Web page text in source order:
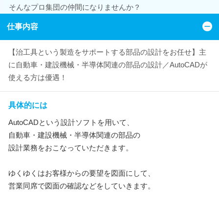
そんなプロ集団の仲間になりませんか？
仕事内容
【治工具という製造をサポートする部品の設計をお任せ】主
に自動車・建設機械・半導体関連の部品の設計／AutoCADが
使える方は優遇！
具体的には
AutoCADという設計ソフトを用いて、
自動車・建設機械・半導体関連の部品の
設計業務をおこなっていただきます。
ゆくゆくはお客様からの要望を図面にして、
営業同席で図面の確認などをしていきます。